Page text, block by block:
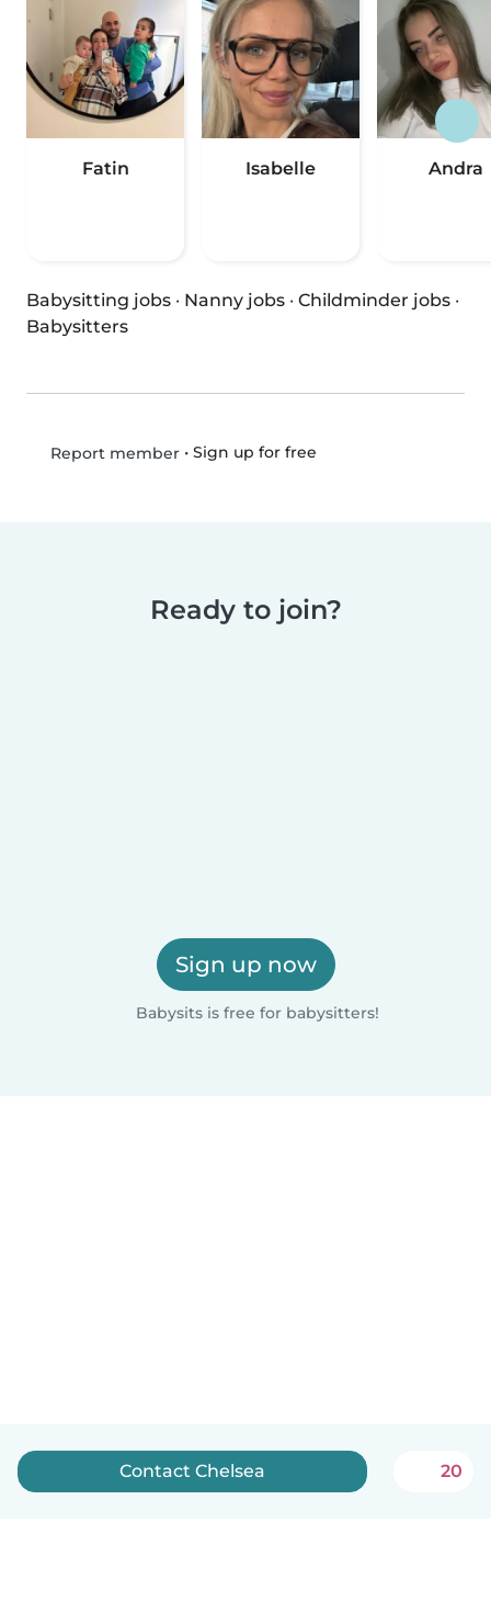
Fatin Isabelle Andra
Babysitting jobs · Nanny jobs · Childminder jobs ·
Babysitters
Report member• Sign up for free
Ready to join?
Sign up now
Babysits is free for babysitters!
Contact Chelsea 20